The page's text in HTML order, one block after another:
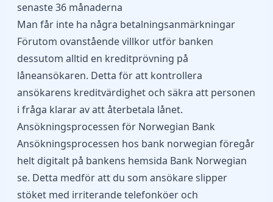
senaste 36 månaderna
Man får inte ha några betalningsanmärkningar
Förutom ovanstående villkor utför banken
dessutom alltid en kreditprövning på
låneansökaren. Detta för att kontrollera
ansökarens kreditvärdighet och säkra att personen
i fråga klarar av att återbetala lånet.
Ansökningsprocessen för Norwegian Bank
Ansökningsprocessen hos bank norwegian föregår
helt digitalt på bankens hemsida Bank Norwegian
se. Detta medför att du som ansökare slipper
stöket med irriterande telefonköer och